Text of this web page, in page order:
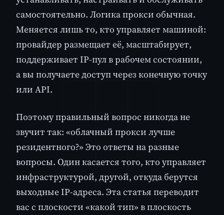
самостоятельно. Логика прокси обычная.
Меняется лишь то, кто управляет машиной:
провайдер размещает её, масштабирует,
поддерживает IP-пул в рабочем состоянии,
а вы получаете доступ через конечную точку
или API.
Поэтому правильный вопрос никогда не
звучит так: «облачный прокси лучше
резидентного?» Это ответы на разные
вопросы. Один касается того, кто управляет
инфраструктурой, другой, откуда берутся
выходные IP-адреса. Эта статья переводит
вас с плоскости «какой тип» в плоскость